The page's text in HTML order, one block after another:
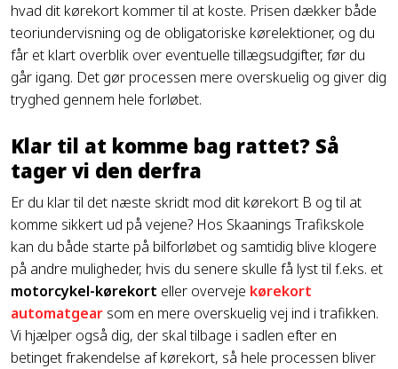
hvad dit kørekort kommer til at koste. Prisen dækker både
teoriundervisning og de obligatoriske kørelektioner, og du
får et klart overblik over eventuelle tillægsudgifter, før du
går igang. Det gør processen mere overskuelig og giver dig
tryghed gennem hele forløbet.
Klar til at komme bag rattet? Så
tager vi den derfra
Er du klar til det næste skridt mod dit kørekort B og til at
komme sikkert ud på vejene? Hos Skaanings Trafikskole
kan du både starte på bilforløbet og samtidig blive klogere
på andre muligheder, hvis du senere skulle få lyst til f.eks. et
motorcykel-kørekort eller overveje kørekort
automatgear som en mere overskuelig vej ind i trafikken.
Vi hjælper også dig, der skal tilbage i sadlen efter en
betinget frakendelse af kørekort, så hele processen bliver